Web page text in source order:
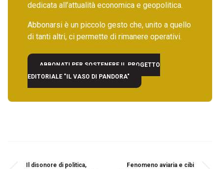
dedicata all’attualità economica e geopolitica.
Abbonarsi è un piccolo gesto che, unito a quello
di tanti altri, ci permette di rimanere operativi.
ABBONATI PER SOSTENERE IL PROGETTO
EDITORIALE "IL VASO DI PANDORA"
Il disonore di politica,
Fenomeno aviaria e cibi